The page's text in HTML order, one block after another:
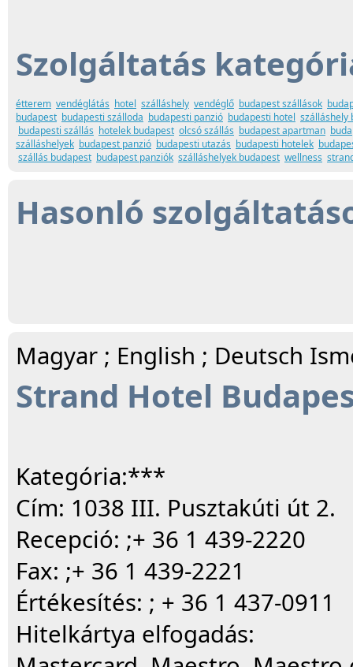
Szolgáltatás
étterem vendéglátás hotel szálláshely vendéglő budapest szállások
budapest budapesti szálloda budapesti panzió budapesti hotel szálláshely
budapesti szállás hotelek budapest olcsó szállás budapest apartman
szálláshelyek budapest panzió budapesti utazás budapesti hotelek
szállás budapest budapest panziók szálláshelyek budapest wellness
Hasonló
Magyar ; English ; Deutsch
Strand Hotel
Kategória:***
Cím: 1038 III. Pusztakúti út 2.
Recepció: ;+ 36 1 439-2220
Fax: ;+ 36 1 439-2221
Értékesítés: ; + 36 1 437-0911
Hitelkártya elfogadás: